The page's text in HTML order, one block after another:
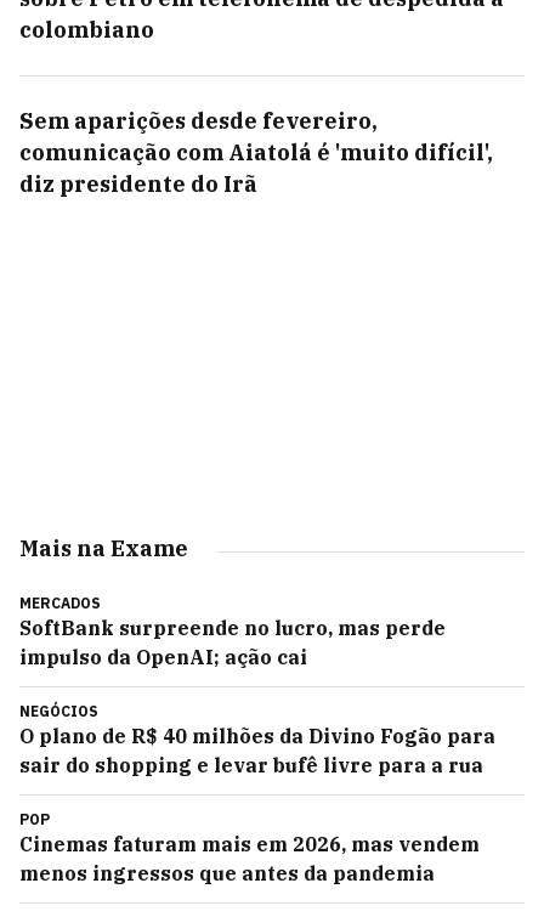
colombiano
Sem aparições desde fevereiro,
comunicação com Aiatolá é 'muito difícil',
diz presidente do Irã
Mais na Exame
MERCADOS
SoftBank surpreende no lucro, mas perde
impulso da OpenAI; ação cai
NEGÓCIOS
O plano de R$ 40 milhões da Divino Fogão para
sair do shopping e levar bufê livre para a rua
POP
Cinemas faturam mais em 2026, mas vendem
menos ingressos que antes da pandemia